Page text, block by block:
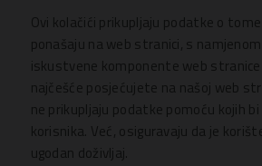
Ovi kolačići prikupljaju podatke o
ponašaju na web stranici, s
iskustvene komponente web stranice
najčešće posjećujete na našoj web
ne prikupljaju podatke pomoću kojih
korisnika. Već, osiguravaju da je
ugodan doživljaj.